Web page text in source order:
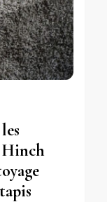
Hinch